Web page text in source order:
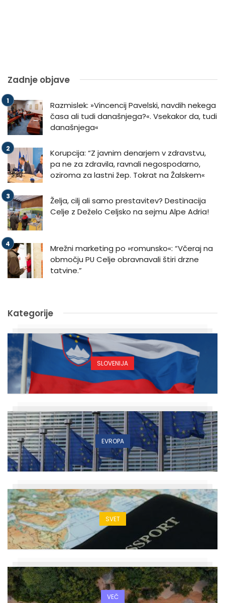
Zadnje objave
Razmislek: »Vincencij Pavelski, navdih nekega
časa ali tudi današnjega?«. Vsekakor da, tudi
današnjega«
Korupcija: “Z javnim denarjem v zdravstvu,
pa ne za zdravila, ravnali negospodarno,
oziroma za lastni žep. Tokrat na Žalskem«
Želja, cilj ali samo prestavitev? Destinacija
Celje z Deželo Celjsko na sejmu Alpe Adria!
Mrežni marketing po »romunsko«: “Včeraj na
območju PU Celje obravnavali štiri drzne
tatvine.”
Kategorije
SLOVENIJA
EVROPA
SVET
VEČ